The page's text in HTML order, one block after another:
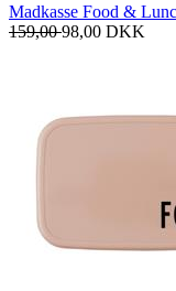
Madkasse Food &
159,0098,00 DKK